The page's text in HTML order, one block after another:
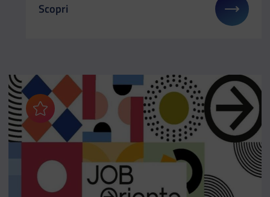
Il link ti porterà ad avere maggiori dettagli su:
Scopri
Aggiungi ai preferiti